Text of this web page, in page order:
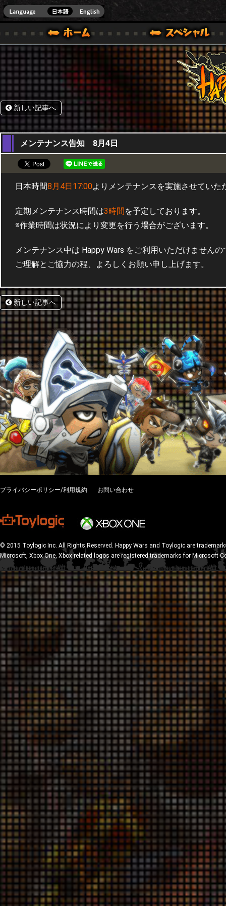
ウォーズ)公式サイト [ STEAM VER.]
新しい記事へ
03,08,2016
メンテナンス告知 8月4日
日本時間8月4日17:00よりメンテナンスを実施させていた
定期メンテナンス時間は3時間を予定しております。
※作業時間は状況により変更を行う場合がございます。
メンテナンス中は Happy Wars をご利用いただけません
ご理解とご協力の程、よろしくお願い申し上げます。
新しい記事へ
プライバシーポリシー/利用規約 お問い合わせ
© 2015 Toylogic Inc. All Rights Reserved. Happy Wars and Toylogic are
Microsoft, Xbox One, Xbox related logos are registered trademarks for Microsoft